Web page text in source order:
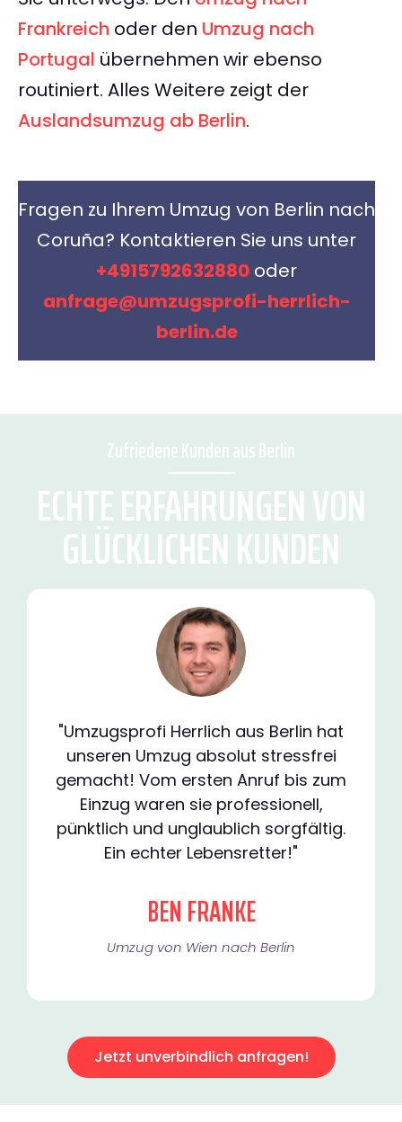
Frankreich oder den Umzug nach
Portugal übernehmen wir ebenso
routiniert. Alles Weitere zeigt der
Auslandsumzug ab Berlin.
Fragen zu Ihrem Umzug von Berlin nach
Coruña? Kontaktieren Sie uns unter
+4915792632880 oder
anfrage@umzugsprofi-herrlich-
berlin.de
Zufriedene Kunden aus Berlin
ECHTE ERFAHRUNGEN VON
GLÜCKLICHEN KUNDEN
"Umzugsprofi Herrlich aus Berlin hat
unseren Umzug absolut stressfrei
gemacht! Vom ersten Anruf bis zum
Einzug waren sie professionell,
pünktlich und unglaublich sorgfältig.
Ein echter Lebensretter!"
BEN FRANKE
Umzug von Wien nach Berlin
Jetzt unverbindlich anfragen!